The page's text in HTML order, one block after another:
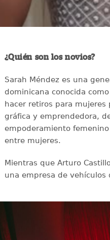
¿Quién son los novios?
Sarah Méndez es una
dominicana conocida
hacer retiros para mujeres
gráfica y emprendedora,
empoderamiento
entre mujeres.
Mientras que Arturo
una empresa de vehículos